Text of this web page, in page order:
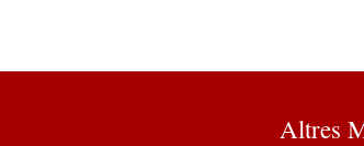
Altres